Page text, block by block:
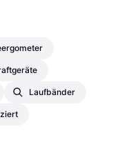
Laufbänder